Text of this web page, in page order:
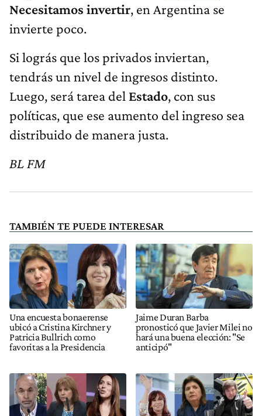
Necesitamos invertir, en Argentina se
invierte poco.
Si lográs que los privados inviertan,
tendrás un nivel de ingresos distinto.
Luego, será tarea del Estado, con sus
políticas, que ese aumento del ingreso sea
distribuido de manera justa.
BL FM
TAMBIÉN TE PUEDE INTERESAR
Una encuesta bonaerense
ubicó a Cristina Kirchner y
Patricia Bullrich como
favoritas a la Presidencia
Jaime Duran Barba
pronosticó que Javier Milei no
hará una buena elección: "Se
anticipó"